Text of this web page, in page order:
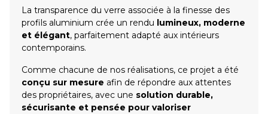
La transparence du verre associée à la finesse des
profils aluminium crée un rendu lumineux, moderne
et élégant, parfaitement adapté aux intérieurs
contemporains.
Comme chacune de nos réalisations, ce projet a été
conçu sur mesure afin de répondre aux attentes
des propriétaires, avec une solution durable,
sécurisante et pensée pour valoriser